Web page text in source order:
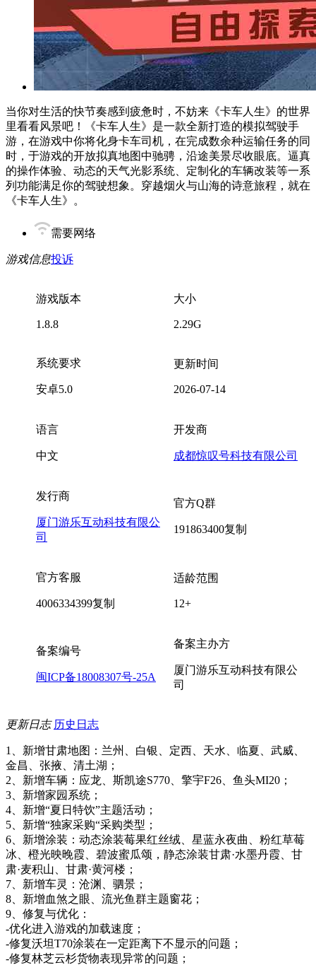
当你对生活的快节奏感到疲惫时，不妨来《卡车人生》的世界
里看看风景吧！《卡车人生》是一款全新打造的模拟驾驶手
游，在游戏中你将化身卡车司机，在完成数余种运输任务的同
时，于游戏的开放拟真地图中驰骋，沿途美景尽收眼底。逼真
的操作体验、动态的天气光影系统、定制化的车辆改装等一系
列功能满足你的驾驶想象。穿越烟火与山海的诗意旅程，就在
《卡车人生》。
需要网络
游戏信息投诉
游戏版本
1.8.8
大小
2.29G
系统要求
安卓5.0
更新时间
2026-07-14
语言
中文
开发商
成都惊叹号科技有限公司
发行商
厦门游乐互动科技有限公
司
官方Q群
191863400复制
官方客服
4006334399复制
适龄范围
12+
备案编号
闽ICP备18008307号-25A
备案主办方
厦门游乐互动科技有限公
司
更新日志 历史日志
1、新增甘肃地图：兰州、白银、定西、天水、临夏、武威、
金昌、张掖、清土湖；
2、新增车辆：应龙、斯凯途S770、擎宇F26、鱼头MI20；
3、新增家园系统；
4、新增“夏日特饮”主题活动；
5、新增“独家采购“采购类型；
6、新增涂装：动态涂装莓果红丝绒、星蓝永夜曲、粉红草莓
冰、橙光映晚霞、碧波蜜瓜颂，静态涂装甘肃·水墨丹霞、甘
肃·麦积山、甘肃·黄河楼；
7、新增车灵：沧渊、驷景；
8、新增血煞之眼、流光鱼群主题窗花；
9、修复与优化：
-优化进入游戏的加载速度；
-修复沃坦T70涂装在一定距离下不显示的问题；
-修复林芝云杉货物表现异常的问题；